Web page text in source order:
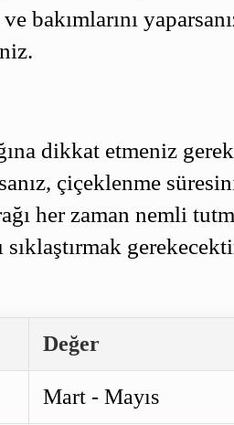
bakımlarını
dikkat etmeniz
çiçeklenme
her zaman nemli
sıklaştırmak
Değer
Mart - Mayıs